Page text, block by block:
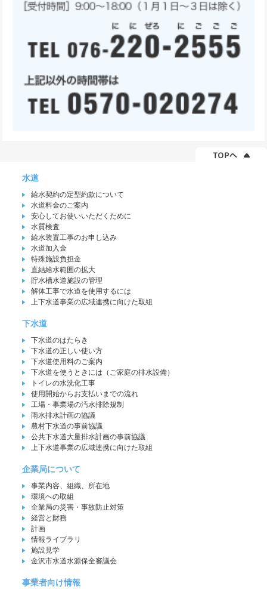
水道
給水契約の定型約款について
水道料金のご案内
安心してお使いいただくために
水質検査
給水装置工事のお申し込み
水道加入金
特殊施設負担金
直結給水範囲の拡大
貯水槽水道施設の管理
解体工事で水道を使用するには
上下水道事業の広域連携に向けた取組
下水道
下水道のはたらき
下水道の正しい使い方
下水道使用料のご案内
下水道を使うときには（ご家庭の排水設備）
トイレの水洗化工事
使用開始からお支払いまでの流れ
工場・事業場の汚水排除規制
雨水排水計画の協議
農村下水道の事前協議
公共下水道大量排水計画の事前協議
上下水道事業の広域連携に向けた取組
企業局について
事業内容、組織、所在地
環境への取組
企業局の災害・事故防止対策
経営と財務
計画
情報ライブラリ
施設見学
金沢市水道水源保全審議会
事業者向け情報